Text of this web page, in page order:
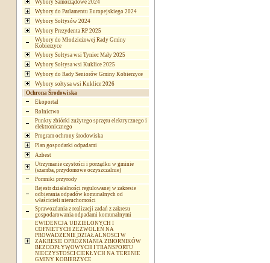
Wybory Samorządowe 2024
Wybory do Parlamentu Europejskiego 2024
Wybory Sołtysów 2024
Wybory Prezydenta RP 2025
Wybory do Młodzieżowej Rady Gminy
Kobierzyce
Wybory Sołtysa wsi Tyniec Mały 2025
Wybory Sołtysa wsi Kuklice 2025
Wybory do Rady Seniorów Gminy Kobierzyce
Wybory sołtysa wsi Kuklice 2026
Ochrona Środowiska
Ekoportal
Rolnictwo
Punkty zbiórki zużytego sprzętu elektrycznego i
elektronicznego
Program ochrony środowiska
Plan gospodarki odpadami
Azbest
Utrzymanie czystości i porządku w gminie
(szamba, przydomowe oczyszczalnie)
Pomniki przyrody
Rejestr działalności regulowanej w zakresie
odbierania odpadów komunalnych od
właścicieli nieruchomości
Sprawozdania z realizacji zadań z zakresu
gospodarowania odpadami komunalnymi
EWIDENCJA UDZIELONYCH I
COFNIETYCH ZEZWOLEŃ NA
PROWADZENIE DZIAŁALNOSCI W
ZAKRESIE OPRÓŻNIANIA ZBIORNIKÓW
BEZODPŁYWOWYCH I TRANSPORTU
NIECZYSTOŚCI CIEKŁYCH NA TERENIE
GMINY KOBIERZYCE